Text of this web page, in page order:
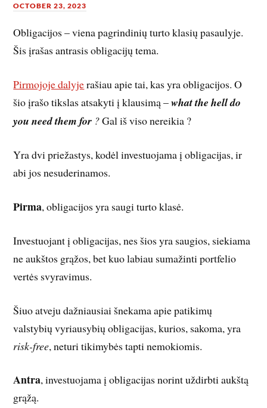
OCTOBER 23, 2023
Obligacijos – viena pagrindinių turto klasių pasaulyje.
Šis įrašas antrasis obligacijų tema.
Pirmojoje dalyjerašiau apie tai, kas yra obligacijos. O
šio įrašo tikslas atsakyti į klausimą –what the hell do
you need them for ?Gal iš viso nereikia ?
Yra dvi priežastys, kodėl investuojama į obligacijas, ir
abi jos nesuderinamos.
Pirma, obligacijos yra saugi turto klasė.
Investuojant į obligacijas, nes šios yra saugios, siekiama
ne aukštos grąžos, bet kuo labiau sumažinti portfelio
vertės svyravimus.
Šiuo atveju dažniausiai šnekama apie patikimų
valstybių vyriausybių obligacijas, kurios, sakoma, yra
risk-free, neturi tikimybės tapti nemokiomis.
Antra, investuojama į obligacijas norint uždirbti aukštą
grąžą.